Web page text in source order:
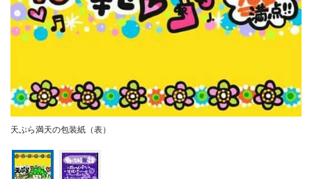
天ぷら満天の包装紙（表）